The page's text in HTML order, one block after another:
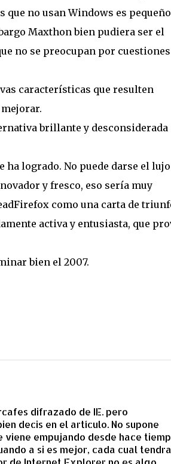
no usan Windows es
Maxthon bien pudiera ser el
no se preocupan por cuestiones
características que resulten
brillante y desconsiderada
logrado. No puede darse el lujo
y fresco, eso sería muy
como una carta de
activa y entusiasta, que
bien el 2007.
difrazado de IE. pero
decis en el artículo. No supone
viene empujando desde hace
a si es mejor, cada cual